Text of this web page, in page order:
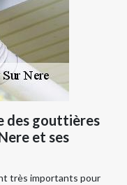
des gouttières
et ses
très importants pour